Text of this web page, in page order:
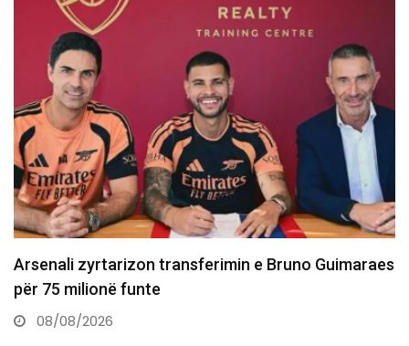
Dështon transferimi i Asllanit te Leipzigu shkaku i
gjendjes shëndetësore
07/08/2026